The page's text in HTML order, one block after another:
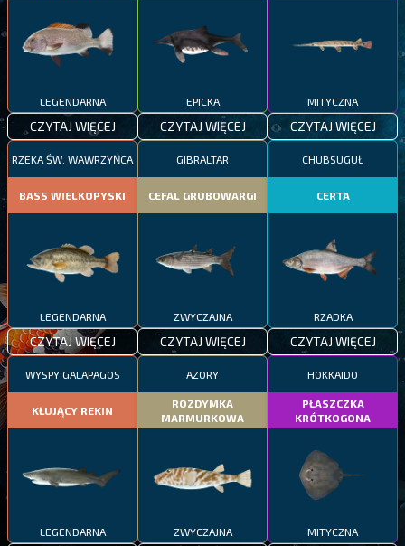
LEGENDARNA
CZYTAJ WIĘCEJ
EPICKA
CZYTAJ WIĘCEJ
MITYCZNA
CZYTAJ WIĘCEJ
RZEKA ŚW. WAWRZYŃCA
BASS WIELKOPYSKI
LEGENDARNA
CZYTAJ WIĘCEJ
GIBRALTAR
CEFAL GRUBOWARGI
ZWYCZAJNA
CZYTAJ WIĘCEJ
CHUBSUGUŁ
CERTA
RZADKA
CZYTAJ WIĘCEJ
WYSPY GALAPAGOS
KŁUJĄCY REKIN
LEGENDARNA
AZORY
ROZDYMKA
MARMURKOWA
ZWYCZAJNA
HOKKAIDO
PŁASZCZKA
KRÓTKOGONA
MITYCZNA